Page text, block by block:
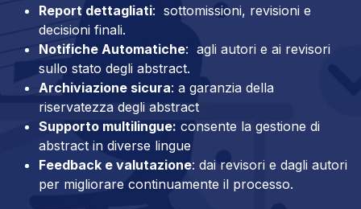
Report dettagliati: sottomissioni, revisioni e
decisioni finali.
Notifiche Automatiche: agli autori e ai revisori
sullo stato degli abstract.
Archiviazione sicura: a garanzia della
riservatezza degli abstract
Supporto multilingue: consente la gestione di
abstract in diverse lingue
Feedback e valutazione: dai revisori e dagli autori
per migliorare continuamente il processo.